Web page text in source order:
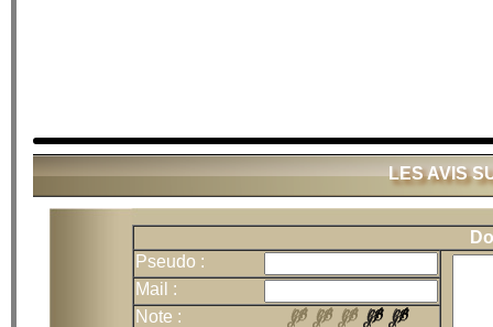
LES AVIS
Pseudo :
Mail :
Note :